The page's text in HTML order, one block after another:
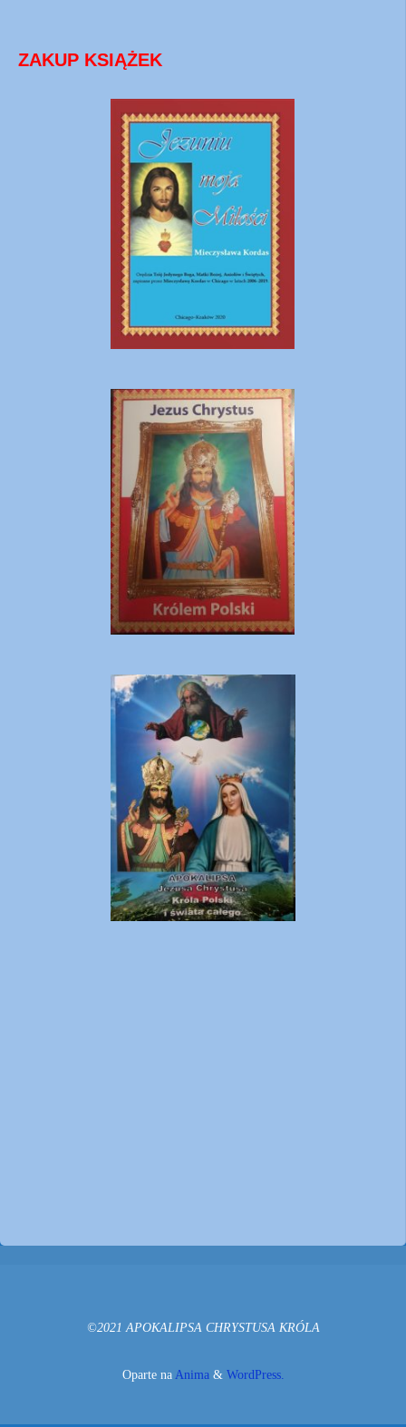
ZAKUP KSIĄŻEK
©2021 APOKALIPSA CHRYSTUSA KRÓLA
Oparte naAnima & WordPress.